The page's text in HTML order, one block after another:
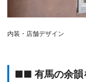
内装・店舗デザイン
■■ 有馬の余韻